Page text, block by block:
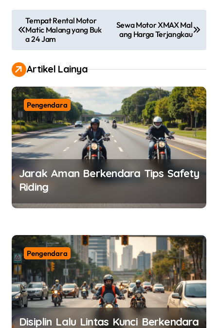
o
s
t
n
a
v
i
g
a
t
i
o
Tempat Rental Motor
Matic Malang yang Buk
a 24 Jam
Sewa Motor XMAX Mal
ang Harga Terjangkau
Artikel Lainya
Pengendara
Jarak Aman Berkendara Tips Safety
Riding
Pengendara
Disiplin Lalu Lintas Kunci Berkendara